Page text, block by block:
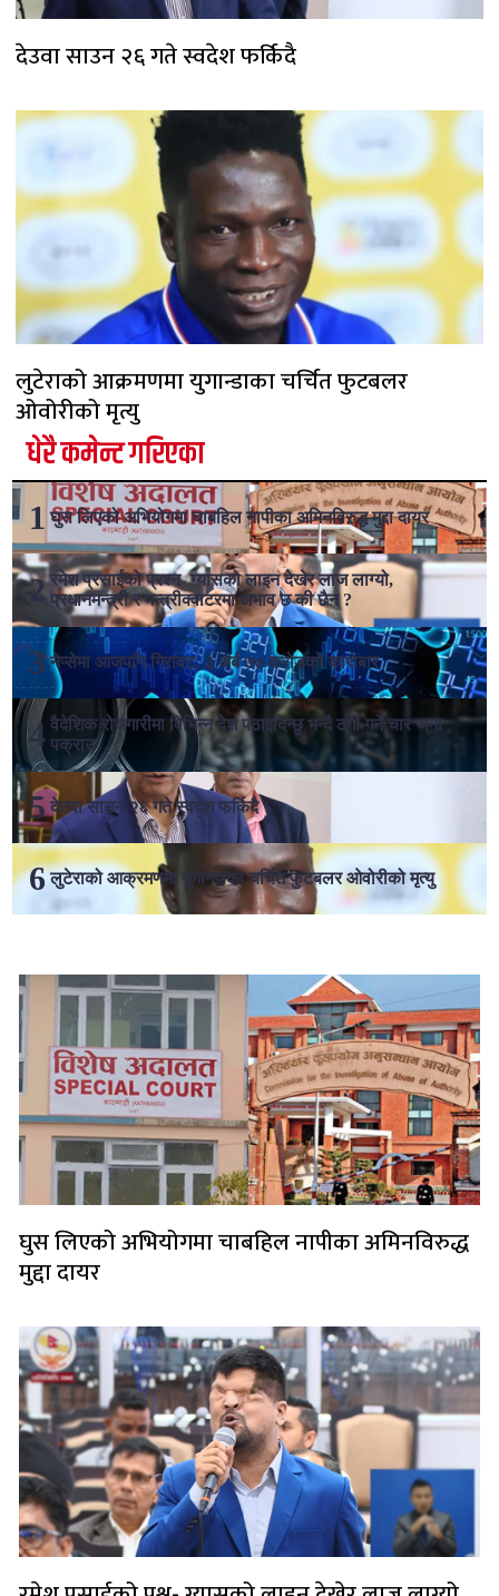
देउवा साउन २६ गते स्वदेश फर्किदै
लुटेराको आक्रमणमा युगान्डाका चर्चित फुटबलर
ओवोरीको मृत्यु
धेरै कमेन्ट गरिएका
घुस लिएको अभियोगमा चाबहिल नापीका अमिनविरुद्ध मुद्दा दायर
रमेश प्रसाईको प्रश्न- ग्यासको लाइन देखेर लाज लाग्यो,
प्रधानमन्त्री र मन्त्रीक्वाटरमा अभाव छ की छैन ?
नेप्सेमा आजपनि गिरावट, ३ अर्ब ७७ करोडको कारोबार
वैदेशिक रोजगारीमा विभिन्न देश पठाइदिन्छु भन्दै ठगी गर्ने चार जना
पक्राउ
देउवा साउन २६ गते स्वदेश फर्किदै
लुटेराको आक्रमणमा युगान्डाका चर्चित फुटबलर ओवोरीको मृत्यु
घुस लिएको अभियोगमा चाबहिल नापीका अमिनविरुद्ध
मुद्दा दायर